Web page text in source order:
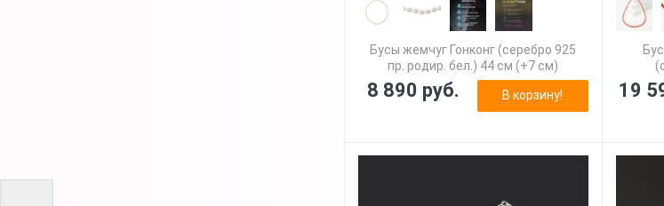
Бусы жемчуг Гонконг (серебро 925
пр. родир. бел.) 44 см (+7 см)
8 890 руб. В корзину! 19